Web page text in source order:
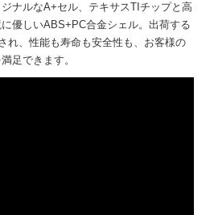
ナルなA+セル、テキサスTIチップと高
優しいABS+PC合金シェル。出荷する
れ、性能も寿命も安全性も、お客様の
足できます。